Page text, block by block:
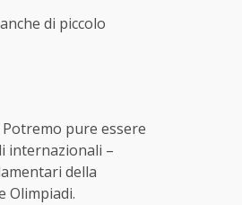
di piccolo
pure essere
internazionali –
della
Olimpiadi.